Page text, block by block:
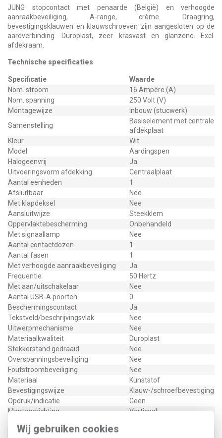
Wij gebruiken cookies
JUNG stopcontact met penaarde (België) en verhoogde
aanraakbeveiliging, A-range, crème. Draagring,
bevestigingsklauwen en klauwschroeven zijn aangesloten op de
aardverbinding. Duroplast, zeer krasvast en glanzend. Excl.
afdekraam.
Technische specificaties
Specificatie
Waarde
Nom. stroom
16 Ampère (A)
Nom. spanning
250 Volt (V)
Montagewijze
Inbouw (stucwerk)
Samenstelling
Basiselement met centrale
afdekplaat
Kleur
Wit
Model
Aardingspen
Halogeenvrij
Ja
Uitvoeringsvorm afdekking
Centraalplaat
Aantal eenheden
1
Afsluitbaar
Nee
Met klapdeksel
Nee
Aansluitwijze
Steekklem
Oppervlaktebescherming
Onbehandeld
Met signaallamp
Nee
Aantal contactdozen
1
Aantal fasen
1
Met verhoogde aanraakbeveiliging
Ja
Frequentie
50 Hertz
Met aan/uitschakelaar
Nee
Aantal USB-A poorten
0
Beschermingscontact
Ja
Tekstveld/beschrijvingsvlak
Nee
Uitwerpmechanisme
Nee
Materiaalkwaliteit
Duroplast
Stekkerstand gedraaid
Nee
Overspanningsbeveiliging
Nee
Foutstroombeveiliging
Nee
Materiaal
Kunststof
Bevestigingswijze
Klauw-/schroefbevestiging
Opdruk/indicatie
Geen
Montagerichting
Verticaal
Meeschakelende nul